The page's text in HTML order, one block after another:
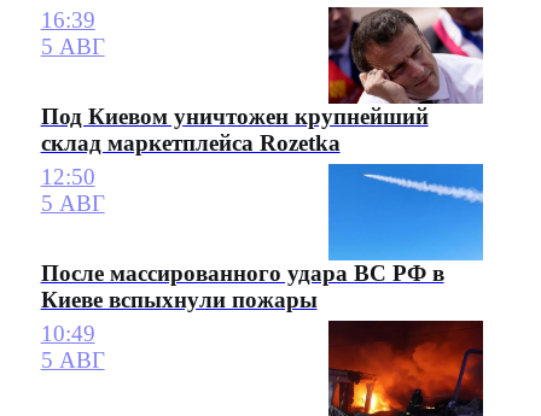
16:39
5 АВГ
Под Киевом уничтожен крупнейший
склад маркетплейса Rozetka
12:50
5 АВГ
После массированного удара ВС РФ в
Киеве вспыхнули пожары
10:49
5 АВГ